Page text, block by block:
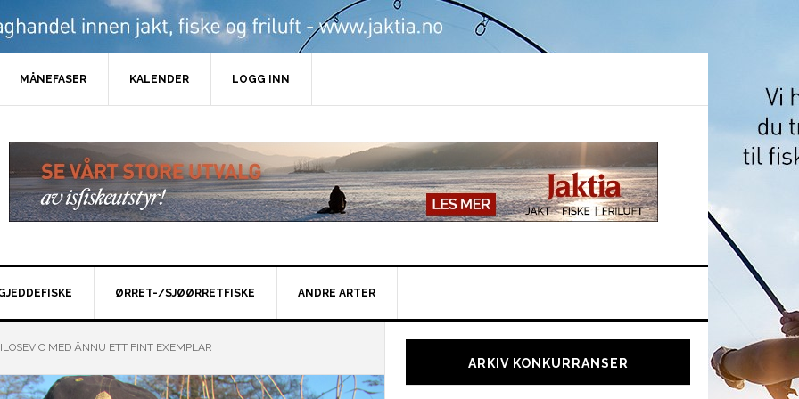
MÅNEFASER KALENDER LOGG INN
ØRRET-/SJØØRRETFISKE ANDRE ARTER
MED ÄNNU ETT FINT EXEMPLAR
Hoved
sidebarARKIV KONKURRANSER